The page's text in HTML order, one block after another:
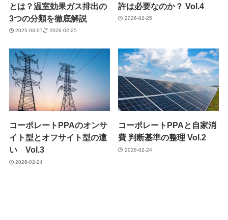
とは？温室効果ガス排出の
3つの分類を徹底解説
2025-03-07 2026-02-25
許は必要なのか？ Vol.4
2026-02-25
コーポレートPPAのオンサ
イト型とオフサイト型の違
い Vol.3
2026-02-24
コーポレートPPAと自家消
費 判断基準の整理 Vol.2
2026-02-24